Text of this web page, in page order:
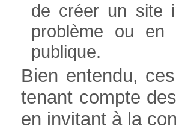
de créer un site
problème ou en
publique.
Bien entendu,
tenant compte
en invitant à la